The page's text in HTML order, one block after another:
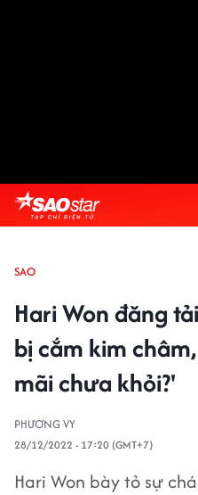
SAO
Hari Won đăng
bị cắm kim
mãi chưa khỏi?'
PHƯƠNG VY
28/12/2022 - 17:20 (GMT+7)
Hari Won bày tỏ sự